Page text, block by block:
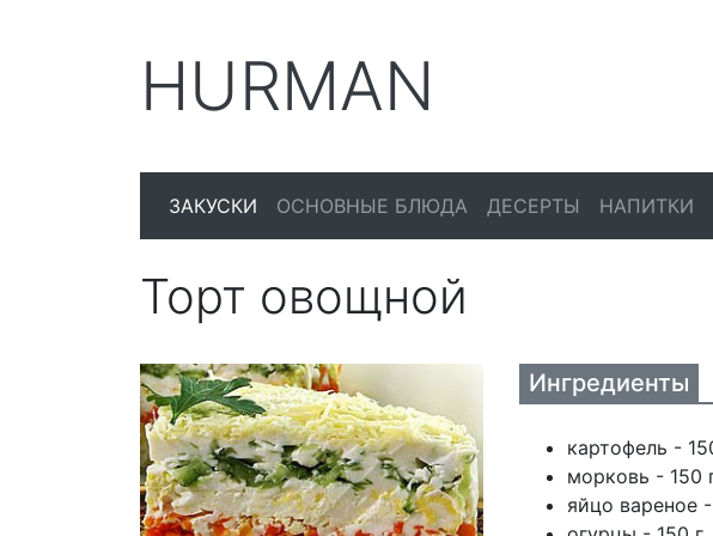
HURMAN
ЗАКУСКИ ОСНОВНЫЕ БЛЮДА ДЕСЕРТЫ НАПИТКИ
Торт овощной
Ингредиенты
картофель -
морковь - 150
яйцо вареное